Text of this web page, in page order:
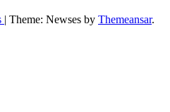
| Theme: Newses by Themeansar.